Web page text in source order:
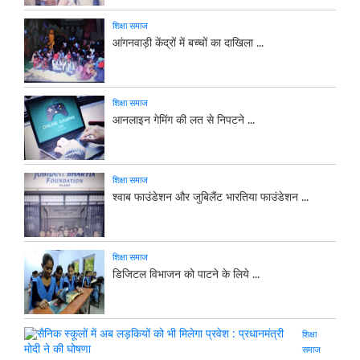
शिक्षा समाज
आंगनवाड़ी केंद्रों में बच्चों का दाखिला ...
शिक्षा समाज
आनलाइन गेमिंग की लत से निपटने ...
शिक्षा समाज
श्वाब फाउंडेशन और जुबिलैंट भारतिया फाउंडेशन ...
शिक्षा समाज
डिजिटल विभाजन को पाटने के लिये ...
शिक्षा
समाज